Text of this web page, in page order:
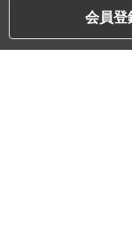
会員登